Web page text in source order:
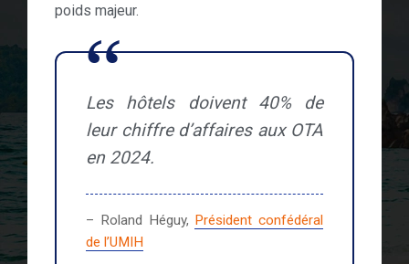
poids majeur.
Les hôtels doivent 40% de
leur chiffre d’affaires aux OTA
en 2024.
– Roland Héguy, Président confédéral
de l’UMIH